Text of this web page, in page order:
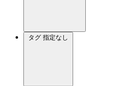
タグ 指定なし